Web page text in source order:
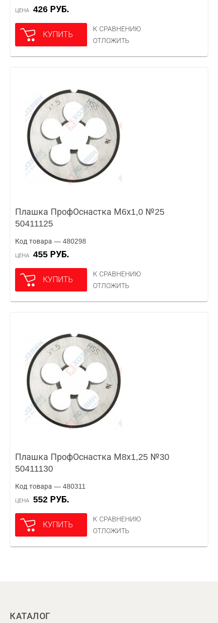
ЦЕНА 426 РУБ.
КУПИТЬ
К СРАВНЕНИЮ
ОТЛОЖИТЬ
Плашка ПрофОснастка М6х1,0 №25
50411125
Код товара — 480298
ЦЕНА 455 РУБ.
КУПИТЬ
К СРАВНЕНИЮ
ОТЛОЖИТЬ
Плашка ПрофОснастка М8х1,25 №30
50411130
Код товара — 480311
ЦЕНА 552 РУБ.
КУПИТЬ
К СРАВНЕНИЮ
ОТЛОЖИТЬ
КАТАЛОГ